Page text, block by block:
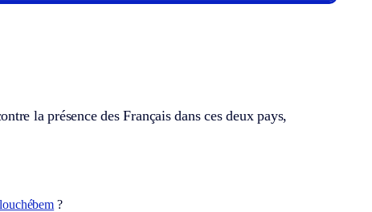
la présence des Français dans ces deux pays,
louchébem ?